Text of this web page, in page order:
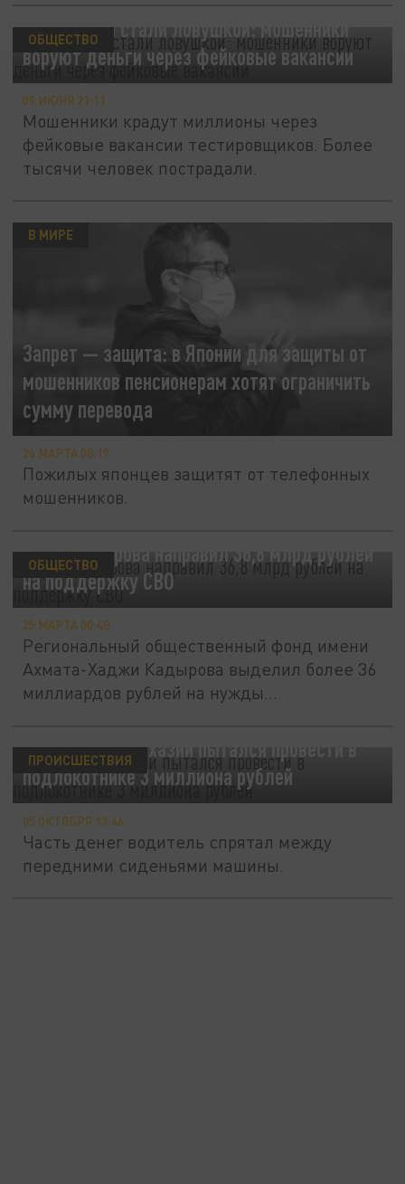
APK-файлы стали ловушкой: мошенники
воруют деньги через фейковые вакансии
ОБЩЕСТВО
09 ИЮНЯ 21:11
Мошенники крадут миллионы через
фейковые вакансии тестировщиков. Более
тысячи человек пострадали.
Запрет — защита: в Японии для защиты от
мошенников пенсионерам хотят ограничить
сумму перевода
В МИРЕ
26 МАРТА 08:19
Пожилых японцев защитят от телефонных
мошенников.
Фонд Кадырова направил 36,8 млрд рублей
на поддержку СВО
ОБЩЕСТВО
25 МАРТА 00:48
Региональный общественный фонд имени
Ахмата-Хаджи Кадырова выделил более 36
миллиардов рублей на нужды...
"Лексус" из Абхазии пытался провести в
подлокотнике 3 миллиона рублей
ПРОИСШЕСТВИЯ
05 ОКТЯБРЯ 13:46
Часть денег водитель спрятал между
передними сиденьями машины.